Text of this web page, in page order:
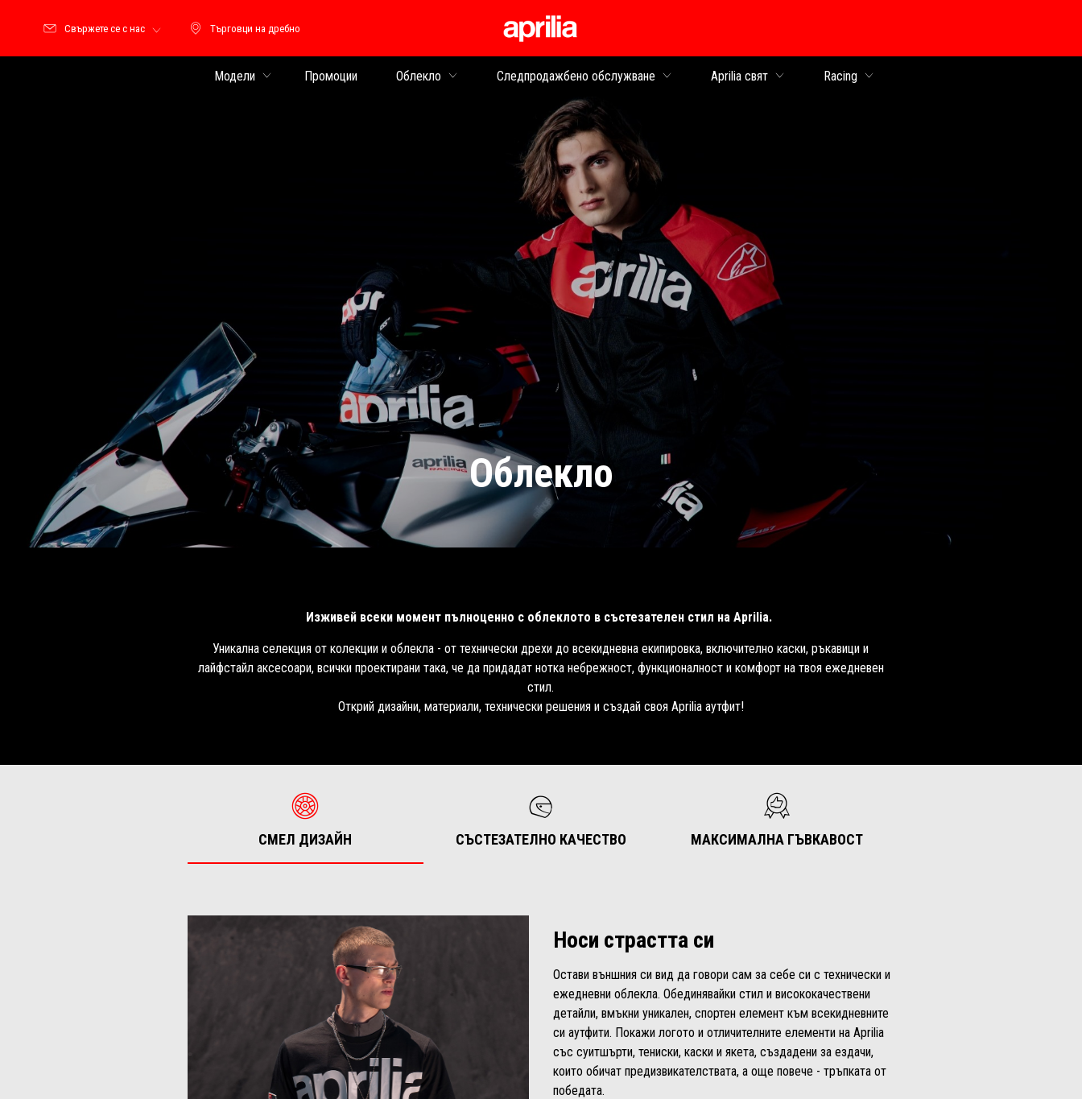
Търговци на дребно
Търговци на дребно
Свържете се с нас
Модели Промоции Облекло Следпродажбено обслужване Aprilia свят Racing
Облекло
Изживей всеки момент пълноценно с облеклото в състезателен стил на Aprilia.
Уникална селекция от колекции и облекла - от технически дрехи до всекидневна екипировка, включително каски, ръкавици и
лайфстайл аксесоари, всички проектирани така, че да придадат нотка небрежност, функционалност и комфорт на твоя ежедневен
стил.
Открий дизайни, материали, технически решения и създай своя Aprilia аутфит!
СМЕЛ ДИЗАЙН СЪСТЕЗАТЕЛНО КАЧЕСТВО МАКСИМАЛНА ГЪВКАВОСТ
Носи страстта си
Остави външния си вид да говори сам за себе си с технически и
ежедневни облекла. Обединявайки стил и висококачествени
детайли, вмъкни уникален, спортен елемент към всекидневните
си аутфити. Покажи логото и отличителните елементи на Aprilia
със суитшърти, тениски, каски и якета, създадени за ездачи,
които обичат предизвикателствата, а още повече - тръпката от
победата.